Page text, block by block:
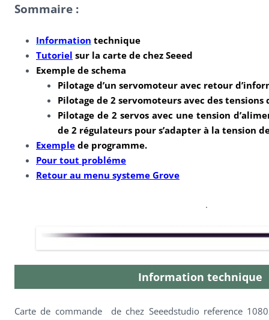
Sommaire :
Information technique
Tutoriel sur la carte de chez Seeed
Exemple de schema
Pilotage d’un servomoteur avec retour
Pilotage de 2 servomoteurs avec des
Pilotage de 2 servos avec une tension
de 2 régulateurs pour s’adapter à la tension
Exemple de programme.
Pour tout probléme
Retour au menu systeme Grove
.
Information technique
Carte de commande de chez Seeedstudio reference